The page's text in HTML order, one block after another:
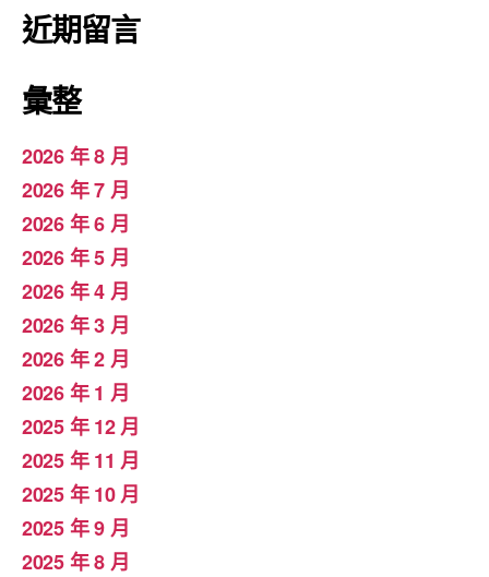
近期留言
彙整
2026 年 8 月
2026 年 7 月
2026 年 6 月
2026 年 5 月
2026 年 4 月
2026 年 3 月
2026 年 2 月
2026 年 1 月
2025 年 12 月
2025 年 11 月
2025 年 10 月
2025 年 9 月
2025 年 8 月